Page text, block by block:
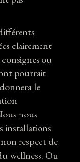
clairement
ou
pourrait
le
nous
installations
respect de
wellness. Ou